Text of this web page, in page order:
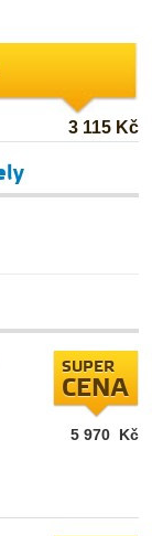
3 115 Kč
SUPER
CENA
5 970 Kč